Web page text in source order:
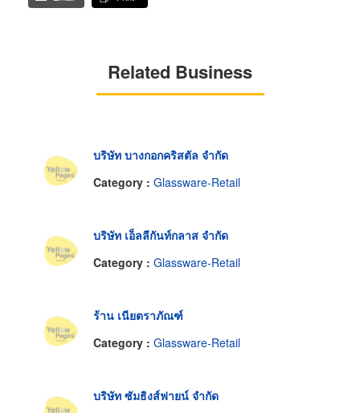
Related Business
บริษัท บางกอกคริสตัล จำกัด
Category : Glassware-Retail
บริษัท เอ็ลลีกันท์กลาส จำกัด
Category : Glassware-Retail
ร้าน เนียตราภัณฑ์
Category : Glassware-Retail
บริษัท ซัมธิงส์ฟายน์ จำกัด